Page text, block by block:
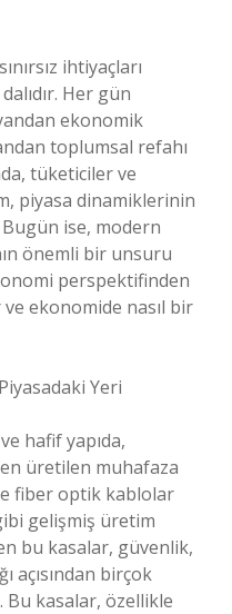
ihtiyaçları
Her gün
ekonomik
toplumsal refahı
tüketiciler ve
piyasa dinamiklerinin
ise, modern
önemli bir unsuru
perspektifinden
ve ekonomide nasıl bir
Yeri
hafif yapıda,
üretilen muhafaza
fiber optik kablolar
gelişmiş üretim
bu kasalar, güvenlik,
açısından birçok
kasalar, özellikle